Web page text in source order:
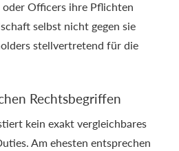
Officers ihre Pflichten
selbst nicht gegen sie
stellvertretend für die
Rechtsbegriffen
kein exakt vergleichbares
Am ehesten entsprechen